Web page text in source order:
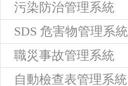
污染防治管理系統
SDS 危害物管理系統
職災事故管理系統
自動檢查表管理系統